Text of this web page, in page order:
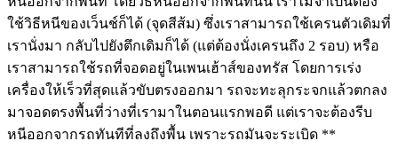
ใช้วิธีหนีของเว็นช์ก็ได้ (จุดสีส้ม) ซึ่งเราสามารถใช้เครนตัวเดิมที่
เรานั่งมา กลับไปยังตึกเดิมก็ได้ (แต่ต้องนั่งเครนถึง 2 รอบ) หรือ
เราสามารถใช้รถที่จอดอยู่ในเพนเฮ้าส์ของทรัส โดยการเร่ง
เครื่องให้เร็วที่สุดแล้วขับตรงออกมา รถจะทะลุกระจกแล้วตกลง
มาจอดตรงพื้นที่ว่างที่เรามาในตอนแรกพอดี แต่เราจะต้องรีบ
หนีออกจากรถทันทีที่ลงถึงพื้น เพราะรถมันจะระเบิด **